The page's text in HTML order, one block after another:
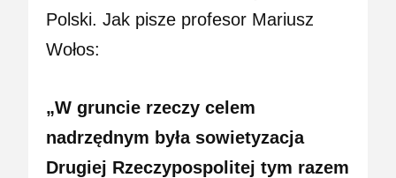
Polski. Jak pisze profesor Mariusz
Wołos:
„W gruncie rzeczy celem
nadrzędnym była sowietyzacja
Drugiej Rzeczypospolitej tym razem